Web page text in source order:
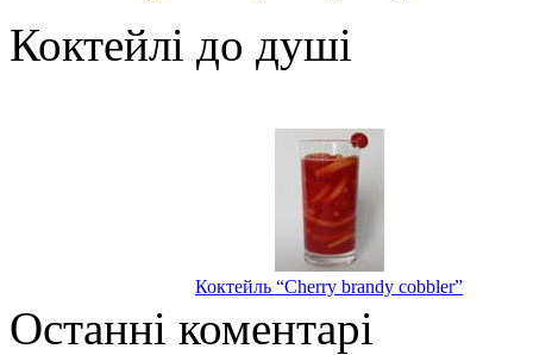
Коктейлі до душі
Коктейль “Cherry brandy cobbler”
Останні коментарі